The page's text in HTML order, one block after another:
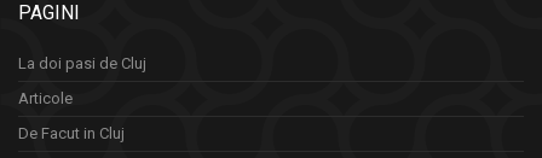
PAGINI
La doi pasi de Cluj
Articole
De Facut in Cluj